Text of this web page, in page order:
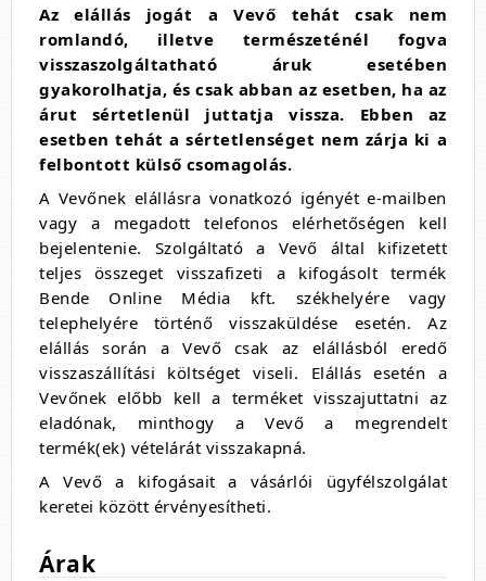
Az elállás jogát a Vevő tehát csak nem
romlandó, illetve természeténél fogva
visszaszolgáltatható áruk esetében
gyakorolhatja, és csak abban az esetben, ha az
árut sértetlenül juttatja vissza. Ebben az
esetben tehát a sértetlenséget nem zárja ki a
felbontott külső csomagolás.
A Vevőnek elállásra vonatkozó igényét e-mailben
vagy a megadott telefonos elérhetőségen kell
bejelentenie. Szolgáltató a Vevő által kifizetett
teljes összeget visszafizeti a kifogásolt termék
Bende Online Média kft. székhelyére vagy
telephelyére történő visszaküldése esetén. Az
elállás során a Vevő csak az elállásból eredő
visszaszállítási költséget viseli. Elállás esetén a
Vevőnek előbb kell a terméket visszajuttatni az
eladónak, minthogy a Vevő a megrendelt
termék(ek) vételárát visszakapná.
A Vevő a kifogásait a vásárlói ügyfélszolgálat
keretei között érvényesítheti.
Árak